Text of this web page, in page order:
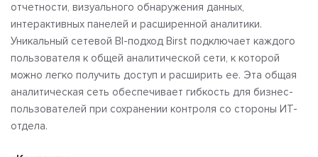
отчетности, визуального обнаружения данных,
интерактивных панелей и расширенной аналитики.
Уникальный сетевой BI-подход Birst подключает каждого
пользователя к общей аналитической сети, к которой
можно легко получить доступ и расширить ее. Эта общая
аналитическая сеть обеспечивает гибкость для бизнес-
пользователей при сохранении контроля со стороны ИТ-
отдела.